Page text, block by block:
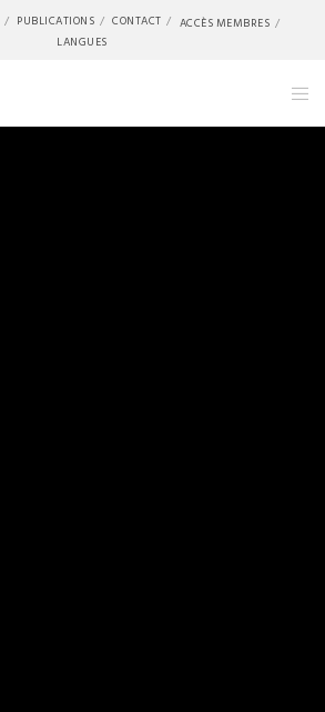
PUBLICATIONS CONTACT
ACCÈS MEMBRES
LANGUES